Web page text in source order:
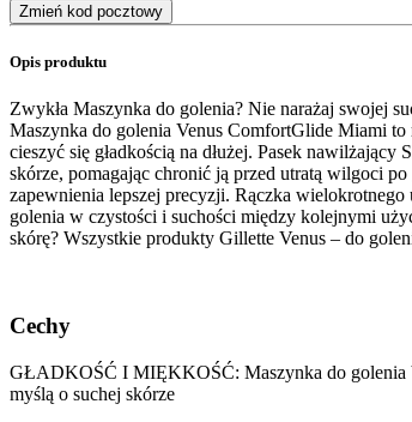
Zmień kod pocztowy
Opis produktu
Zwykła Maszynka do golenia? Nie narażaj swojej
Maszynka do golenia Venus ComfortGlide Miami to
cieszyć się gładkością na dłużej. Pasek
skórze, pomagając chronić ją przed utratą wilgoci
zapewnienia lepszej precyzji. Rączka
golenia w czystości i suchości między kolejnymi
skórę? Wszystkie produkty Gillette Venus – do
Cechy
GŁADKOŚĆ I MIĘKKOŚĆ: Maszynka do golenia
myślą o suchej skórze